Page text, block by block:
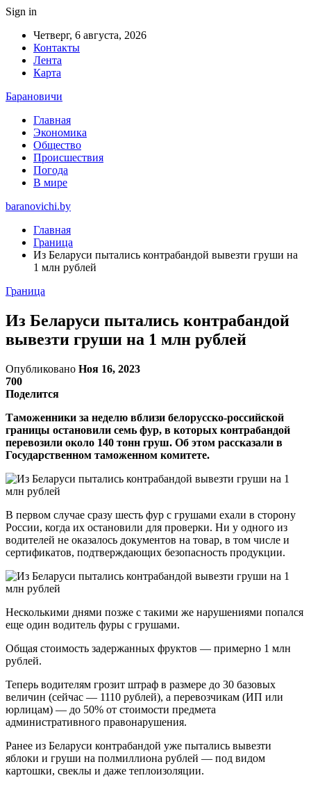
Sign in
Четверг, 6 августа, 2026
Контакты
Лента
Карта
Барановичи
Главная
Экономика
Общество
Происшествия
Погода
В мире
baranovichi.by
Главная
Граница
Из Беларуси пытались контрабандой вывезти груши на
1 млн рублей
Граница
Из Беларуси пытались контрабандой
вывезти груши на 1 млн рублей
Опубликовано Ноя 16, 2023
700
Поделится
Таможенники за неделю вблизи белорусско-российской
границы остановили семь фур, в которых контрабандой
перевозили около 140 тонн груш. Об этом рассказали в
Государственном таможенном комитете.
В первом случае сразу шесть фур с грушами ехали в сторону
России, когда их остановили для проверки. Ни у одного из
водителей не оказалось документов на товар, в том числе и
сертификатов, подтверждающих безопасность продукции.
Несколькими днями позже с такими же нарушениями попался
еще один водитель фуры с грушами.
Общая стоимость задержанных фруктов — примерно 1 млн
рублей.
Теперь водителям грозит штраф в размере до 30 базовых
величин (сейчас — 1110 рублей), а перевозчикам (ИП или
юрлицам) — до 50% от стоимости предмета
административного правонарушения.
Ранее из Беларуси контрабандой уже пытались вывезти
яблоки и груши на полмиллиона рублей — под видом
картошки, свеклы и даже теплоизоляции.